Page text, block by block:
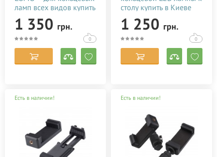
ламп всех видов купить
в Киеве (Украине)
1 350 грн.
0
столу купить в Киеве
(Украине)
1 250 грн.
0
Есть в наличии! Есть в наличии!